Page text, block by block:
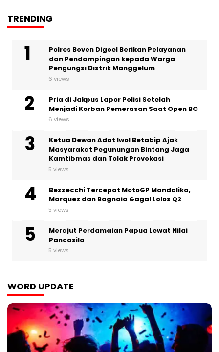
TRENDING
Polres Boven Digoel Berikan Pelayanan
dan Pendampingan kepada Warga
Pengungsi Distrik Manggelum
6 views
Pria di Jakpus Lapor Polisi Setelah
Menjadi Korban Pemerasan Saat Open BO
6 views
Ketua Dewan Adat Iwol Betabip Ajak
Masyarakat Pegunungan Bintang Jaga
Kamtibmas dan Tolak Provokasi
5 views
Bezzecchi Tercepat MotoGP Mandalika,
Marquez dan Bagnaia Gagal Lolos Q2
5 views
Merajut Perdamaian Papua Lewat Nilai
Pancasila
5 views
WORD UPDATE